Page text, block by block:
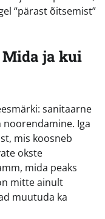
“pärast õitsemist”
Mida ja kui
sanitaarne
Iga
mis koosneb
okste
mida peaks
mitte ainult
muutuda ka